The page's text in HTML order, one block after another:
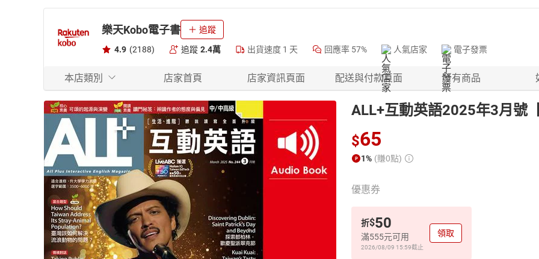
樂天Kobo電子書 追蹤
4.9 (2188) 追蹤 2.4萬 出貨速度 1 天 回應率 57% 人氣店家 電子發票
本店類別 店家首頁 店家資訊頁面 配送與付款頁面 所有商品
ALL+互動英語2025年3月號
$65
1% (賺0點)
優惠券
折$50
滿555元可用
2026/08/09 15:59截止
領取